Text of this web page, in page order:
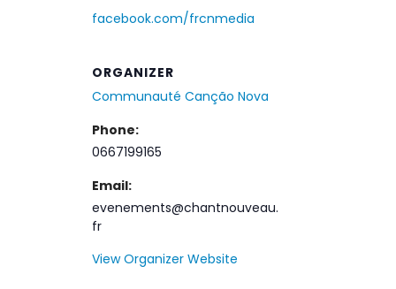
facebook.com/frcnmedia
ORGANIZER
Communauté Canção Nova
Phone:
0667199165
Email:
evenements@chantnouveau.
fr
View Organizer Website